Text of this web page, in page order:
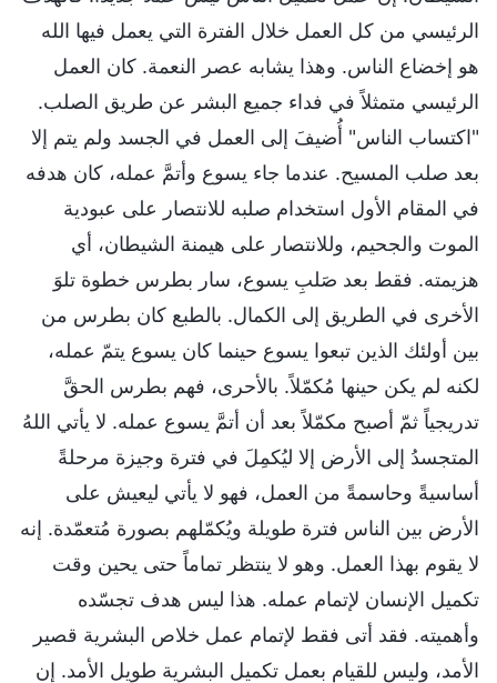
الرئيسي من كل العمل خلال الفترة التي يعمل فيها الله
هو إخضاع الناس. وهذا يشابه عصر النعمة. كان العمل
الرئيسي متمثلاً في فداء جميع البشر عن طريق الصلب.
"اكتساب الناس" أُضيفَ إلى العمل في الجسد ولم يتم إلا
بعد صلب المسيح. عندما جاء يسوع وأتمَّ عمله، كان هدفه
في المقام الأول استخدام صلبه للانتصار على عبودية
الموت والجحيم، وللانتصار على هيمنة الشيطان، أي
هزيمته. فقط بعد صَلبِ يسوع، سار بطرس خطوة تلوَ
الأخرى في الطريق إلى الكمال. بالطبع كان بطرس من
بين أولئك الذين تبعوا يسوع حينما كان يسوع يتمّ عمله،
لكنه لم يكن حينها مُكمّلاً. بالأحرى، فهم بطرس الحقَّ
تدريجياً ثمّ أصبح مكمّلاً بعد أن أتمَّ يسوع عمله. لا يأتي اللهُ
المتجسدُ إلى الأرض إلا ليُكمِلَ في فترة وجيزة مرحلةً
أساسيةً وحاسمةً من العمل، فهو لا يأتي ليعيش على
الأرض بين الناس فترة طويلة ويُكمّلهم بصورة مُتعمّدة. إنه
لا يقوم بهذا العمل. وهو لا ينتظر تماماً حتى يحين وقت
تكميل الإنسان لإتمام عمله. هذا ليس هدف تجسّده
وأهميته. فقد أتى فقط لإتمام عمل خلاص البشرية قصير
الأمد، وليس للقيام بعمل تكميل البشرية طويل الأمد. إن